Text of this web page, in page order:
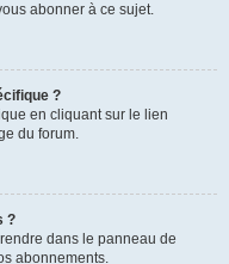
abonner à ce sujet.
?
en cliquant sur le lien
du forum.
?
dans le panneau de
abonnements.